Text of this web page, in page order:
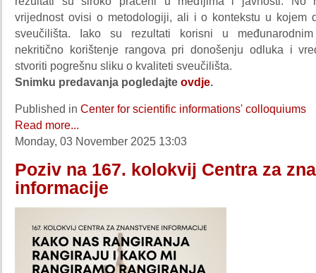
vrijednost ovisi o metodologiji, ali i o kontekstu u kojem
sveučilišta. Iako su rezultati korisni u međunarodnim
nekritično korištenje rangova pri donošenju odluka i
stvoriti pogrešnu sliku o kvaliteti sveučilišta.
Snimku predavanja pogledajte ovdje.
Published in Center for scientific informations' colloquiums
Read more...
Monday, 03 November 2025 13:03
Poziv na 167. kolokvij Centra za
informacije